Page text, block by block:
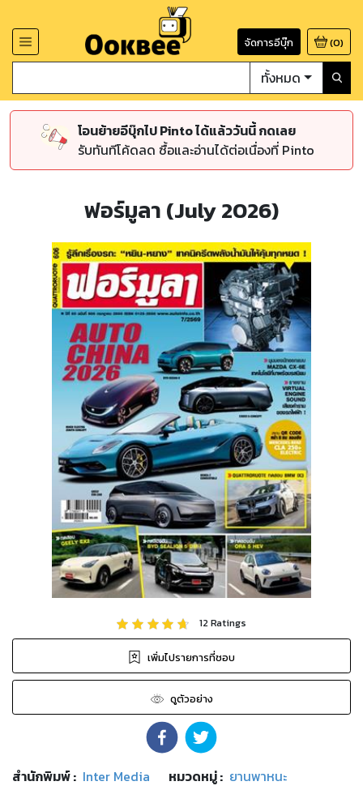
จัดการอีบุ๊ก (0)
ทั้งหมด
โอนย้ายอีบุ๊กไป Pinto ได้แล้ววันนี้ กดเลย
รับทันทีโค้ดลด ซื้อและอ่านได้ต่อเนื่องที่ Pinto
ฟอร์มูลา (July 2026)
12Ratings
เพิ่มไปรายการที่ชอบ
ดูตัวอย่าง
สำนักพิมพ์: Inter Media หมวดหมู่: ยานพาหนะ